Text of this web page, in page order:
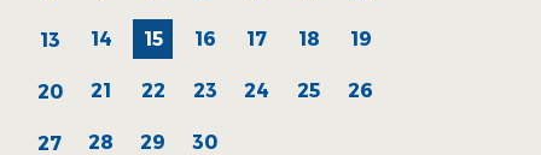
13 14 15 16 17 18 19
20 21 22 23 24 25 26
27 28 29 30